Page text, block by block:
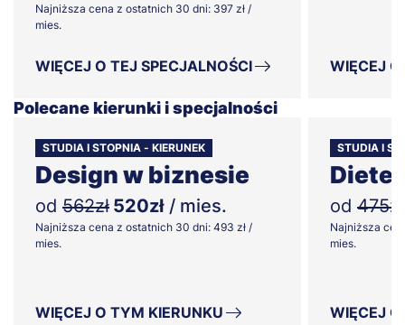
Najniższa cena z ostatnich 30 dni: 397 zł /
mies.
WIĘCEJ O TEJ SPECJALNOŚCI WIĘCEJ
Polecane kierunki i specjalności
STUDIA I STOPNIA - KIERUNEK
Design w biznesie
od 562zł 520zł / mies.
Najniższa cena z ostatnich 30 dni: 493 zł /
mies.
WIĘCEJ O TYM KIERUNKU
STUDIA I
od 475zł
Najniższa
mies.
WIĘCEJ